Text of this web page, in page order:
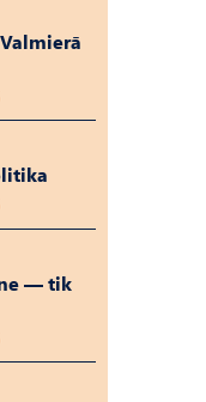
— tik